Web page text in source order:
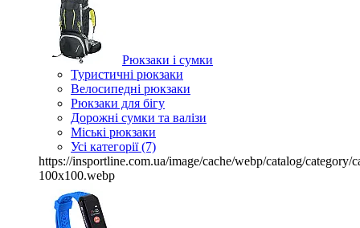
Рюкзаки і сумки
Туристичні рюкзаки
Велосипедні рюкзаки
Рюкзаки для бігу
Дорожні сумки та валізи
Міські рюкзаки
Усі категорії (7)
https://insportline.com.ua/image/cache/webp/catalog/category/
100x100.webp